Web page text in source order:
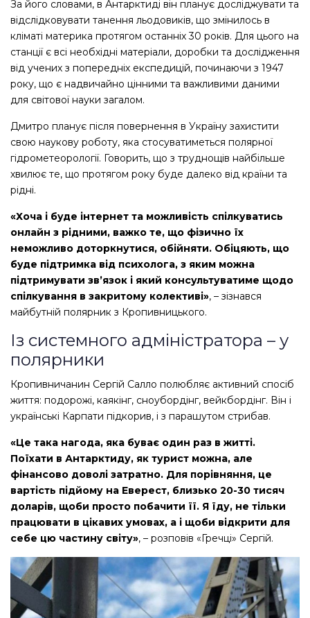
За його словами, в Антарктиді він планує досліджувати та
відслідковувати танення льодовиків, що змінилось в
кліматі материка протягом останніх 30 років. Для цього на
станції є всі необхідні матеріали, доробки та дослідження
від учених з попередніх експедицій, починаючи з 1947
року, що є надвичайно цінними та важливими даними
для світової науки загалом.
Дмитро планує після повернення в Україну захистити
свою наукову роботу, яка стосуватиметься полярної
гідрометеорології. Говорить, що з труднощів найбільше
хвилює те, що протягом року буде далеко від країни та
рідні.
«Хоча і буде інтернет та можливість спілкуватись
онлайн з рідними, важко те, що фізично їх
неможливо доторкнутися, обійняти. Обіцяють, що
буде підтримка від психолога, з яким можна
підтримувати зв’язок і який консультуватиме щодо
спілкування в закритому колективі», – зізнався
майбутній полярник з Кропивницького.
Із системного адміністратора – у
полярники
Кропивничанин Сергій Салло полюбляє активний спосіб
життя: подорожі, каякінг, сноубордінг, вейкбордінг. Він і
українські Карпати підкорив, і з парашутом стрибав.
«Це така нагода, яка буває один раз в житті.
Поїхати в Антарктиду, як турист можна, але
фінансово доволі затратно. Для порівняння, це
вартість підйому на Еверест, близько 20-30 тисяч
доларів, щоби просто побачити її. Я їду, не тільки
працювати в цікавих умовах, а і щоби відкрити для
себе цю частину світу», – розповів «Гречці» Сергій.